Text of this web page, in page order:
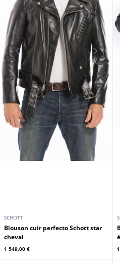
SCHOTT
Blouson cuir perfecto Schott star
cheval
1 549,00 €
Blouson cuir